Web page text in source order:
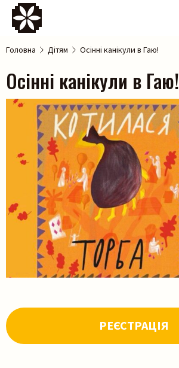
Головна Дітям Осінні канікули в Гаю!
Осінні канікули в Гаю!
РЕЄСТРАЦІЯ